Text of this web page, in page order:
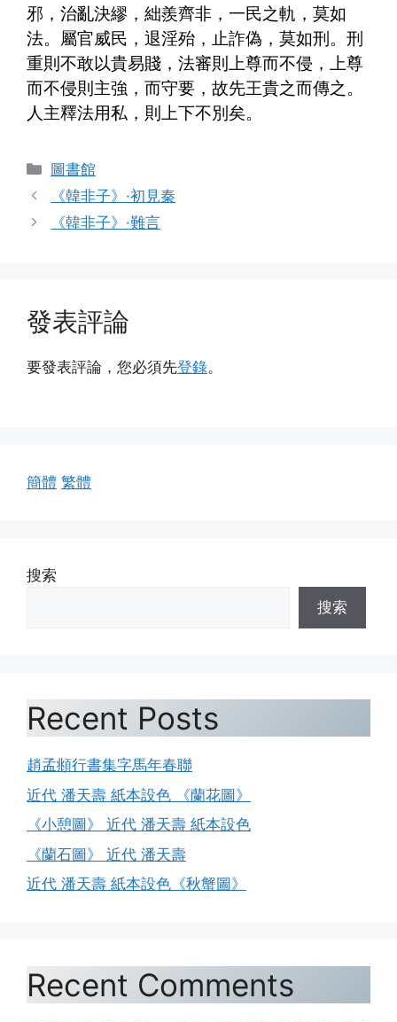
邪，治亂決繆，絀羨齊非，一民之軌，莫如
法。屬官威民，退淫殆，止詐偽，莫如刑。刑
重則不敢以貴易賤，法審則上尊而不侵，上尊
而不侵則主強，而守要，故先王貴之而傳之。
人主釋法用私，則上下不別矣。
分
類
圖書館
《韓非子》·初見秦
《韓非子》·難言
發表評論
要發表評論，您必須先登錄。
簡體 繁體
搜索
搜索
Recent Posts
趙孟頫行書集字馬年春聯
近代 潘天壽 紙本設色 《蘭花圖》
《小憩圖》 近代 潘天壽 紙本設色
《蘭石圖》 近代 潘天壽
近代 潘天壽 紙本設色《秋蟹圖》
Recent Comments